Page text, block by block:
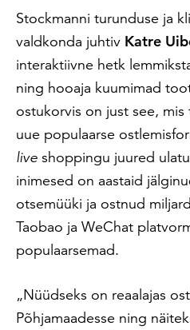
Stockmanni turunduse ja
valdkonda juhtiv Katre
interaktiivne hetk
ning hooaja kuumimad
ostukorvis on just see, mis
uue populaarse
live shoppingu juured
inimesed on aastaid
otsemüüki ja ostnud
Taobao ja WeChat
populaarsemad.
„Nüüdseks on reaalajas
Põhjamaadesse ning